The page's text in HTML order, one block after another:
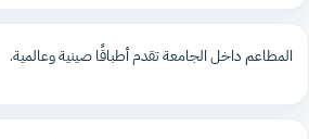
المطاعم داخل الجامعة تقدم أطباقًا صينية وعالمية.